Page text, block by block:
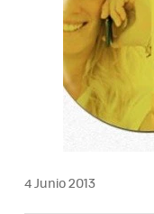
4 Junio 2013